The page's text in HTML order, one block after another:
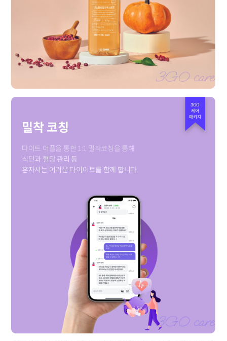
3GO
케어
패키지
밀착 코칭
다이트 어플을 통한 1:1 밀착코칭을 통해
식단과 혈당 관리 등
혼자서는 어려운 다이어트를 함께 합니다.